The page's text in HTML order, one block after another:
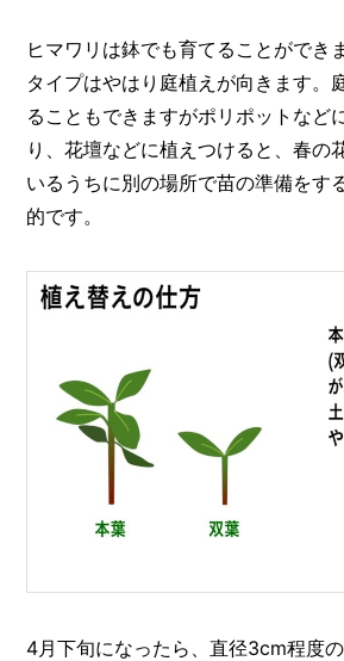
ヒマワリは鉢でも育てることができ
タイプはやはり庭植えが向きます。
ることもできますがポリポットなど
り、花壇などに植えつけると、春の
いるうちに別の場所で苗の準備をす
的です。
4月下旬になったら、直径3cm程度